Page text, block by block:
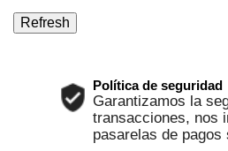
Política de seguridad
Garantizamos la
transacciones, nos
pasarelas de pagos